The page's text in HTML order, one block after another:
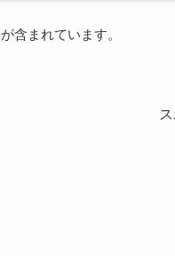
含まれています。